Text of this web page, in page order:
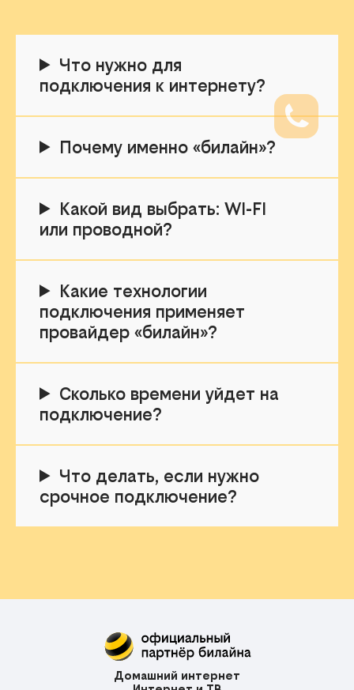
Что нужно для
подключения к интернету?
Почему именно «билайн»?
Какой вид выбрать: WI-FI
или проводной?
Какие технологии
подключения применяет
провайдер «билайн»?
Сколько времени уйдет на
подключение?
Что делать, если нужно
срочное подключение?
Домашний интернет